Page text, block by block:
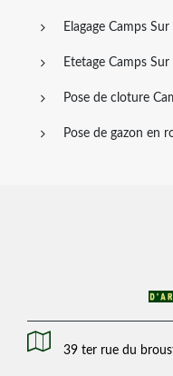
Elagage Camps
Etetage Camps
Pose de cloture
Pose de gazon en
39 ter rue du